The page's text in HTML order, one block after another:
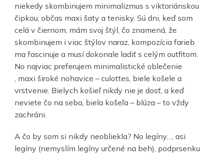
niekedy skombinujem minimalizmus s viktoriánskou
čipkou, občas maxi šaty a tenisky. Sú dni, keď som
celá v čiernom, mám svoj štýl, čo znamená, že
skombinujem i viac štýlov naraz, kompozícia farieb
ma fascinuje a musí dokonale ladiť s celým outfitom.
No najviac preferujem minimalistické oblečenie
, maxi široké nohavice – culottes, biele košele a
vrstvenie. Bielych košieľ nikdy nie je dosť, a keď
neviete čo na seba, biela košeľa – blúza – to vždy
zachráni.
A čo by som si nikdy neobliekla? No legíny…, asi
legíny (nemyslím legíny určené na beh), podprsenku